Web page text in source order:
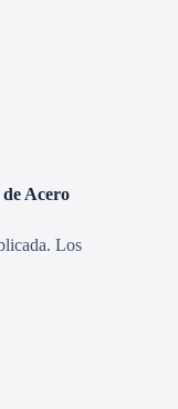
Acero
Los